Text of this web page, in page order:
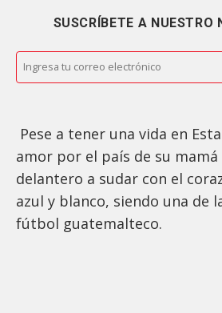
SUSCRÍBETE A NUESTRO
Pese a tener una vida en
amor por el país de su mamá
delantero a sudar con el
azul y blanco, siendo una de
fútbol guatemalteco.